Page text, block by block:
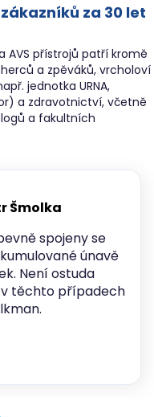
za 30 let
AVS přístrojů patří kromě
a zpěváků, vrcholoví
jednotka URNA,
a zdravotnictví, včetně
a fakultních
Šmolka
spojeny se
únavě
Není ostuda
těchto případech